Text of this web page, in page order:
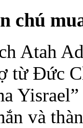
chú
Atah
từ Đức
và